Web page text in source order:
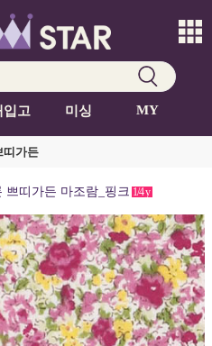
입고 미싱 MY
띠가든
쁘띠가든 마조람_핑크 1/4y